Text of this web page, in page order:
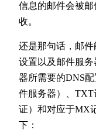
信息的邮件会被
收。
还是那句话，邮
设置以及邮件服
器所需要的DNS
件服务器）、TXT
证）和对应于MX
下：